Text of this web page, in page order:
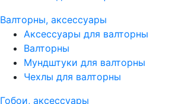
Валторны, аксессуары
Аксессуары для валторны
Валторны
Мундштуки для валторны
Чехлы для валторны
Гобои, аксессуары